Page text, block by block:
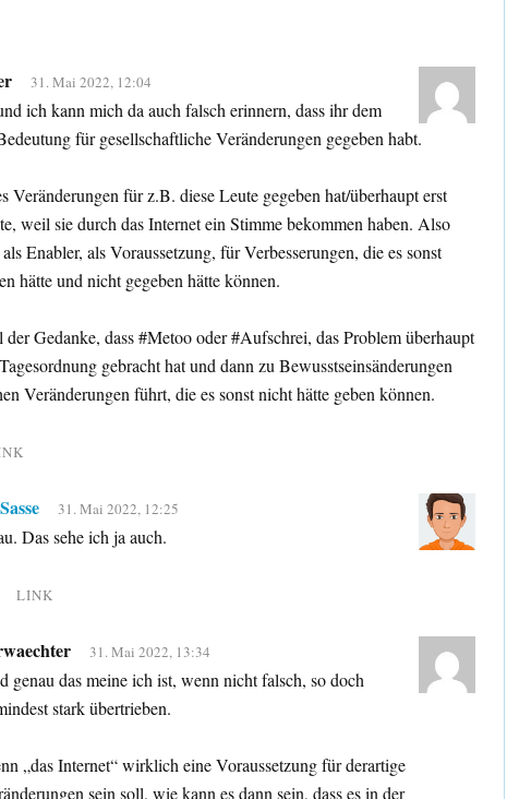
31. Mai 2022, 12:04
ich kann mich da auch falsch erinnern, dass ihr dem
für gesellschaftliche Veränderungen gegeben habt.
Veränderungen für z.B. diese Leute gegeben hat/überhaupt erst
weil sie durch das Internet ein Stimme bekommen haben. Also
Enabler, als Voraussetzung, für Verbesserungen, die es sonst
hätte und nicht gegeben hätte können.
Gedanke, dass #Metoo oder #Aufschrei, das Problem überhaupt
gebracht hat und dann zu Bewusstseinsänderungen
Veränderungen führt, die es sonst nicht hätte geben können.
31. Mai 2022, 12:25
Das sehe ich ja auch.
LINK
31. Mai 2022, 13:34
genau das meine ich ist, wenn nicht falsch, so doch
stark übertrieben.
„das Internet“ wirklich eine Voraussetzung für derartige
sein soll, wie kann es dann sein, dass es in der